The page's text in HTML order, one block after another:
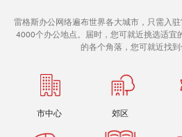
雷格斯办公网络遍布世界各大城市，只需入
4000个办公地点。届时，您可就近挑选适宜
的各个角落，您可就近找到
市中心 郊区